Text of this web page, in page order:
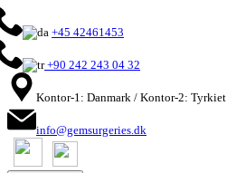
+45 42461453
+90 242 243 04 32
Kontor-1: Danmark / Kontor-2: Tyrkiet
info@gemsurgeries.dk